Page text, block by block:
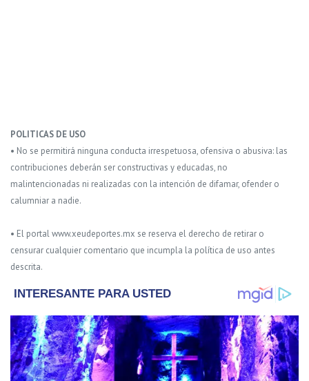
POLITICAS DE USO
• No se permitirá ninguna conducta irrespetuosa, ofensiva o abusiva: las
contribuciones deberán ser constructivas y educadas, no
malintencionadas ni realizadas con la intención de difamar, ofender o
calumniar a nadie.
• El portal www.xeudeportes.mx se reserva el derecho de retirar o
censurar cualquier comentario que incumpla la política de uso antes
descrita.